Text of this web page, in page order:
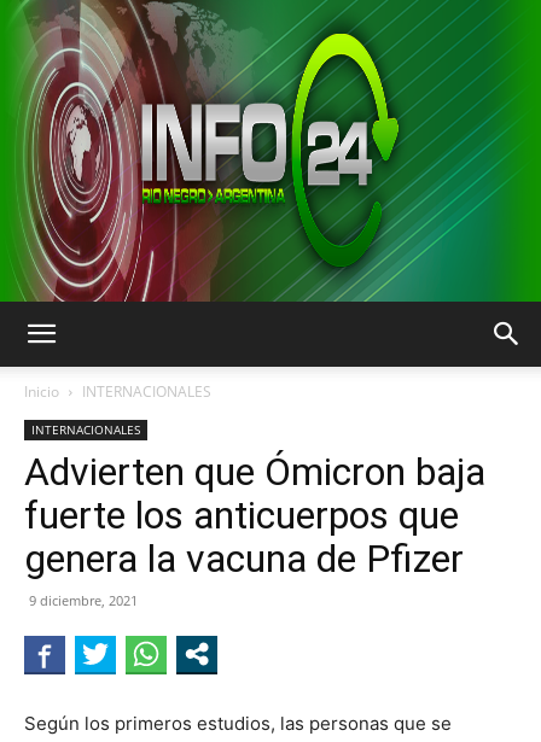
RIO
NEGRO
Inicio INTERNACIONALES
INTERNACIONALES
Advierten que Ómicron baja
fuerte los anticuerpos que
genera la vacuna de Pfizer
9 diciembre, 2021
Según los primeros estudios, las personas que se